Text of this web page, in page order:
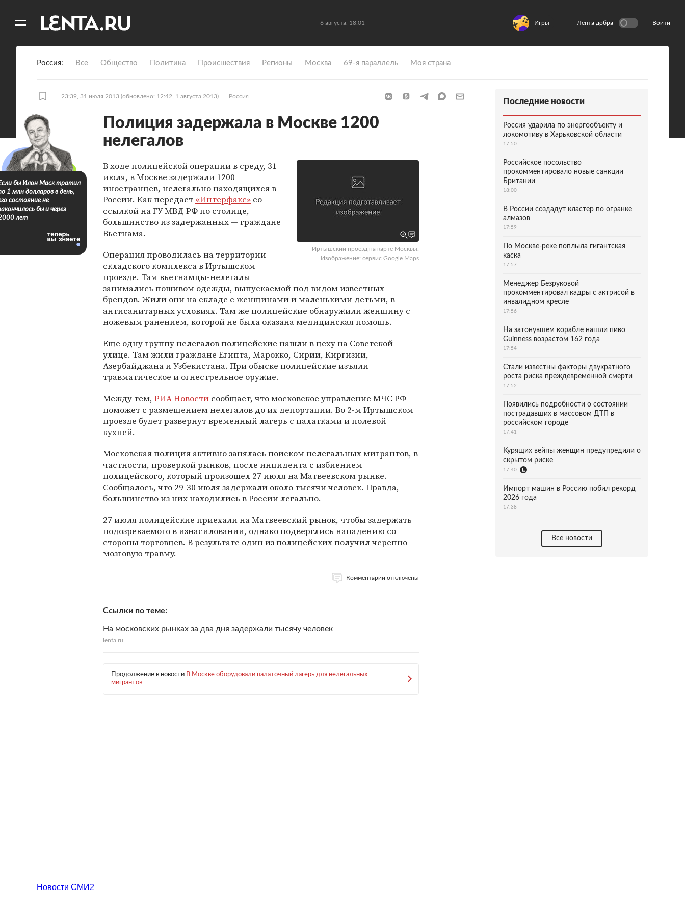
6 августа, 18:01 Игры Лента добра Войти
Россия Все Общество Политика Происшествия Регионы Москва 69-я параллель Моя страна
23:39, 31 июля 2013 (обновлено: 12:42, 1 августа 2013) Россия
Полиция задержала в Москве 1200
нелегалов
Иртышский проезд на карте Москвы.
Изображение: сервис Google Maps
В ходе полицейской операции в среду, 31
июля, в Москве задержали 1200
иностранцев, нелегально находящихся в
России. Как передает «Интерфакс» со
ссылкой на ГУ МВД РФ по столице,
большинство из задержанных — граждане
Вьетнама.
Операция проводилась на территории
складского комплекса в Иртышском
проезде. Там вьетнамцы-нелегалы
занимались пошивом одежды, выпускаемой под видом известных
брендов. Жили они на складе с женщинами и маленькими детьми, в
антисанитарных условиях. Там же полицейские обнаружили женщину с
ножевым ранением, которой не была оказана медицинская помощь.
Еще одну группу нелегалов полицейские нашли в цеху на Советской
улице. Там жили граждане Египта, Марокко, Сирии, Киргизии,
Азербайджана и Узбекистана. При обыске полицейские изъяли
травматическое и огнестрельное оружие.
Между тем, РИА Новости сообщает, что московское управление МЧС РФ
поможет с размещением нелегалов до их депортации. Во 2-м Иртышском
проезде будет развернут временный лагерь с палатками и полевой
кухней.
Московская полиция активно занялась поиском нелегальных мигрантов, в
частности, проверкой рынков, после инцидента с избиением
полицейского, который произошел 27 июля на Матвеевском рынке.
Сообщалось, что 29-30 июля задержали около тысячи человек. Правда,
большинство из них находились в России легально.
27 июля полицейские приехали на Матвеевский рынок, чтобы задержать
подозреваемого в изнасиловании, однако подверглись нападению со
стороны торговцев. В результате один из полицейских получил черепно-
мозговую травму.
Комментарии отключены
Ссылки по теме
На московских рынках за два дня задержали тысячу человек
lenta.ru
Продолжение в новости В Москве оборудовали палаточный лагерь для нелегальных
мигрантов
бы Илон Маск тратил
1 млн долларов в день,
состояние не
бы и через
лет
Последние новости
Россия ударила по энергообъекту и
локомотиву в Харьковской области
17:50
Российское посольство
прокомментировало новые санкции
Британии
18:00
В России создадут кластер по огранке
алмазов
17:59
По Москве-реке поплыла гигантская
каска
17:57
Менеджер Безруковой
прокомментировал кадры с актрисой в
инвалидном кресле
17:56
На затонувшем корабле нашли пиво
Guinness возрастом 162 года
17:54
Стали известны факторы двукратного
роста риска преждевременной смерти
17:52
Появились подробности о состоянии
пострадавших в массовом ДТП в
российском городе
17:41
Курящих вейпы женщин предупредили о
скрытом риске
17:40
Импорт машин в Россию побил рекорд
2026 года
17:38
Все новости
Новости СМИ2